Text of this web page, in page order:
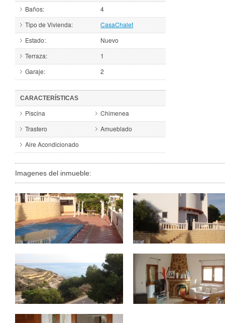
Baños:
4
Tipo de Vivienda:
CasaChalet
Estado:
Nuevo
Terraza:
1
Garaje:
2
CARACTERÍSTICAS
Piscina
Chimenea
Trastero
Amueblado
Aire Acondicionado
Imagenes del inmueble: